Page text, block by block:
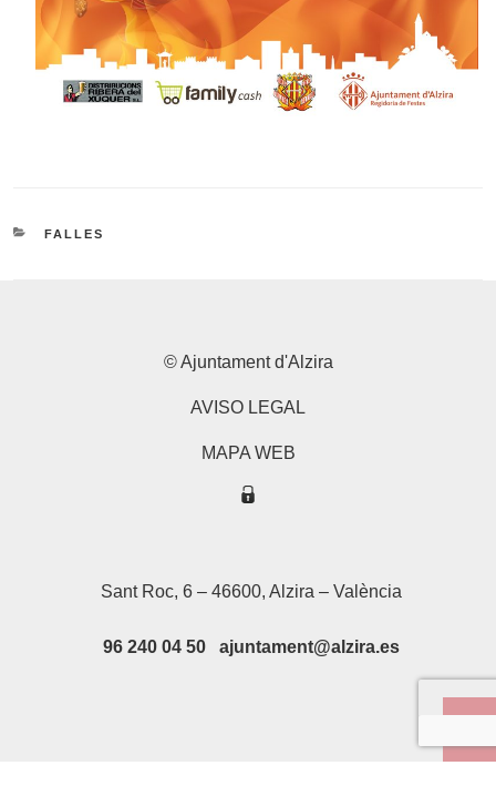
CATEGORIES
FALLES
© Ajuntament d'Alzira
AVISO LEGAL
MAPA WEB
Sant Roc, 6 – 46600, Alzira – València
96 240 04 50 ajuntament@alzira.es